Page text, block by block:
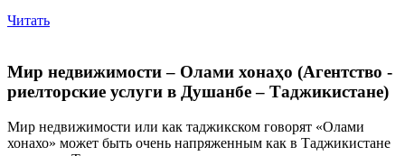
Читать
Мир недвижимости – Олами хонаҳо (Агентство -
риелторские услуги в Душанбе – Таджикистане)
Мир недвижимости или как таджикском говорят «Олами
хонахо» может быть очень напряженным как в Таджикистане